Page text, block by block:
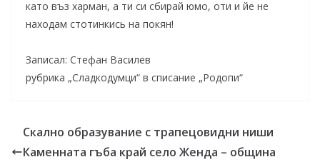
като въз харман, а ти си сбирай юмо, оти и йе не
находам стотинкись на покян!
Записал: Стефан Василев
рубрика „Сладкодумци“ в списание „Родопи“
Скално образувание с трапецовидни ниши
Каменната гъба край село Женда – община